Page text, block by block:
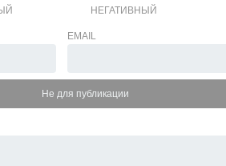
НЕГАТИВНЫЙ
EMAIL
Не для публикации